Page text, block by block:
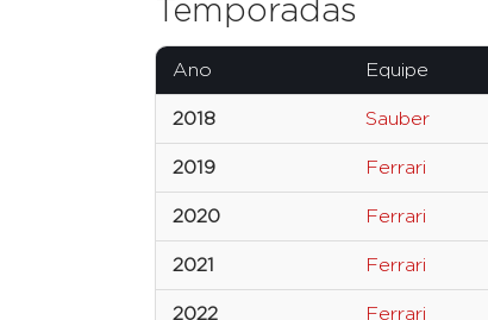
Temporadas
Ano Equipe
2018 Sauber
2019 Ferrari
2020 Ferrari
2021 Ferrari
2022 Ferrari